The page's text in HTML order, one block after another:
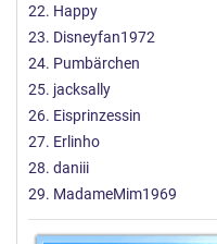
22. Happy
23. Disneyfan1972
24. Pumbärchen
25. jacksally
26. Eisprinzessin
27. Erlinho
28. daniii
29. MadameMim1969